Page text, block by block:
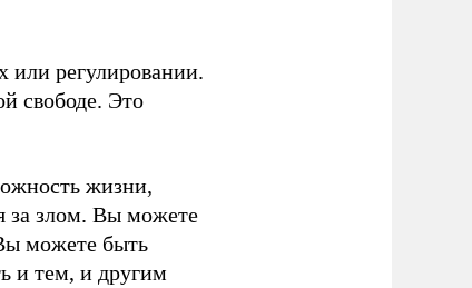
или регулировании.
свободе. Это
жизни,
за злом. Вы можете
можете быть
и тем, и другим